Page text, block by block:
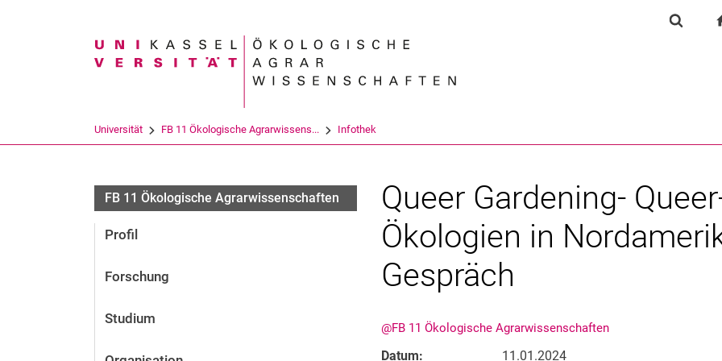
Springe direkt zu: Inhalt
Springe direkt zu: Suche
Springe direkt zu:
Suchbegriff
Universität FB 11 Ökologische Agrarwissens... Infothek
FB 11 Ökologische Agrarwissenschaften
Profil
Forschung
Studium
Queer Gardening-
Ökologien in
Gespräch
@FB 11 Ökologische Agrarwissenschaften
Datum:
11.01.2024